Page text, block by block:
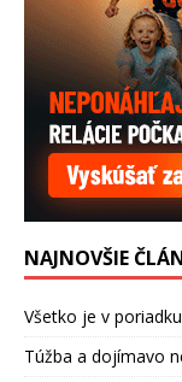
NAJNOVŠIE
Všetko je v poriadku
Túžba a dojímavo